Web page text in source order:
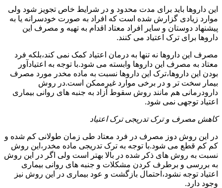
این داروها باید برای مدت محدود و در شرایط خاص تجویز شود ولی
موارد زیادی گزارش شده است که افراد به صورت خودسرانه یا به
پیشنهاد دوستان و سایر افراد معتاد اقدام به تهیه و مصرف این
داروها برای ترک اعتیاد می کنند.
مصرف این داروها نه تنها به درمان اعتیاد کمک نمی کند،بلکه فرد
معتاد به مصرف این داروها وابسته می شود.با توجه به اعتیادآور
بودن این داروها،ترک این داروها نسبت به ماده مخدر مورد مصرف
بیمار سخت تر و در برخی موارد غیرممکن است.در روش
دارودرمانی هم مانند روش سقوط آزاد به جنبه های روانی بیماری
اعتیاد توجهی نمی شود.
کاهش مصرف و ترک تدریجی ترک اعتیاد
در این روش دوز مصرف در فرد معتاد طی زمان طولانی کم شده و
کم کم قطع می شود.با توجه به ترک تدریجی ماده مخدر،این روش
نسبت به روش های ذکر شده در بالا بهتر است ولی اگر در این روش
به بررسی و برطرف کردن مشکلات و جنبه های روانی بیماری
اعتیاد توجه نشود،احتمال بازگشت و عود بیماری در این روش نیز
وجود دارد.